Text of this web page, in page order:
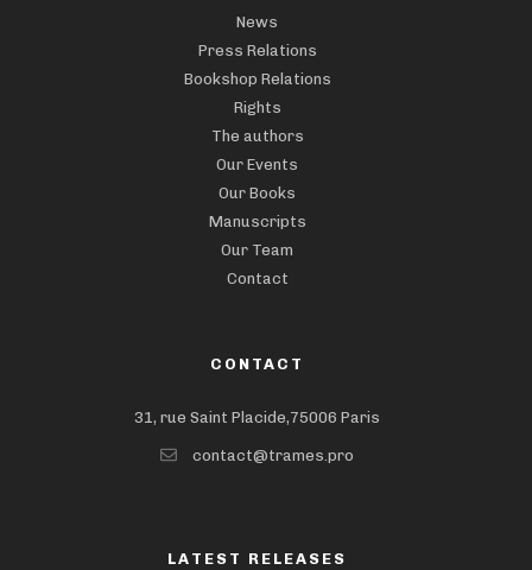
News
Press Relations
Bookshop Relations
Rights
The authors
Our Events
Our Books
Manuscripts
Our Team
Contact
CONTACT
31, rue Saint Placide,75006 Paris
contact@trames.pro
LATEST RELEASES